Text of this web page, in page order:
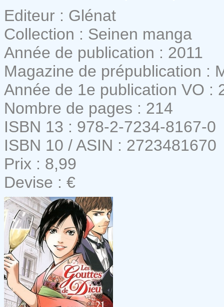
Editeur : Glénat
Collection : Seinen manga
Année de publication : 2011
Magazine de prépublication :
Année de 1e publication VO :
Nombre de pages : 214
ISBN 13 : 978-2-7234-8167-0
ISBN 10 / ASIN : 2723481670
Prix : 8,99
Devise : €